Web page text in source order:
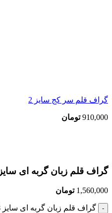
گراف قلم سر کج سایز 2
910,000 تومان
گراف قلم زبان گربه ای سایز 8
1,560,000 تومان
گراف قلم زبان گربه ای سایز 8 عدد